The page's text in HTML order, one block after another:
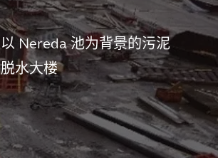
以 Nereda 池为背景的污泥
脱水大楼